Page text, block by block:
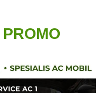
PROMO